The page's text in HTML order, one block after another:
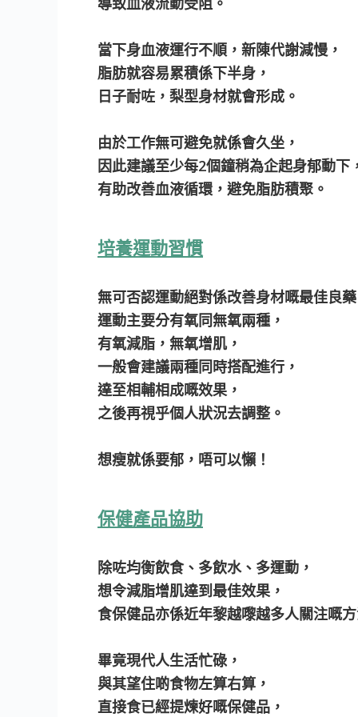
當下身血液運行不順，新陳代謝減慢，
脂肪就容易累積係下半身，
日子耐咗，梨型身材就會形成。
由於工作無可避免就係會久坐，
因此建議至少每2個鐘稍為企起身郁動下
有助改善血液循環，避免脂肪積聚。
培養運動習慣
無可否認運動絕對係改善身材嘅最佳良
運動主要分有氧同無氧兩種，
有氧減脂，無氧增肌，
一般會建議兩種同時搭配進行，
達至相輔相成嘅效果，
之後再視乎個人狀況去調整。
想瘦就係要郁，唔可以懶！
保健產品協助
除咗均衡飲食、多飲水、多運動，
想令減脂增肌達到最佳效果，
食保健品亦係近年黎越嚟越多人關注嘅
畢竟現代人生活忙碌，
與其望住啲食物左算右算，
直接食已經提煉好嘅保健品，